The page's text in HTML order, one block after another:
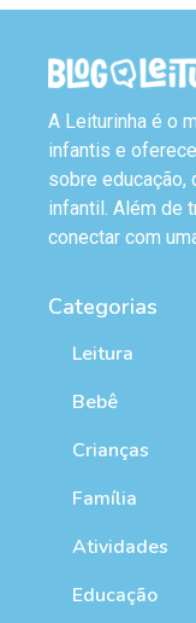
A Leiturinha é o
infantis e
sobre educação,
infantil. Além de
conectar com
Categorias
Leitura
Bebê
Crianças
Família
Atividades
Educação